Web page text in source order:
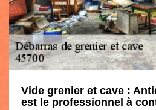
Vide grenier et cave :
est le professionnel à